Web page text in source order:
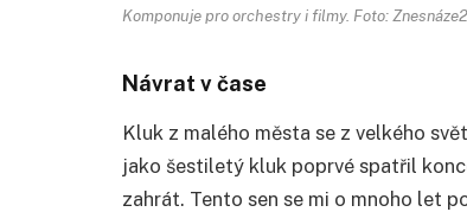
Komponuje pro orchestry i filmy. Foto:
Návrat v čase
Kluk z malého města se z velkého
jako šestiletý kluk poprvé spatřil
zahrát. Tento sen se mi o mnoho let